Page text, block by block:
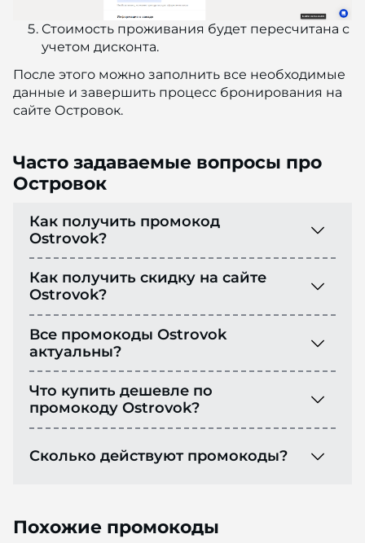
Стоимость проживания будет пересчитана с
учетом дисконта.
После этого можно заполнить все необходимые
данные и завершить процесс бронирования на
сайте Островок.
Часто задаваемые вопросы про
Островок
Как получить промокод
Ostrovok?
Как получить скидку на сайте
Ostrovok?
Все промокоды Ostrovok
актуальны?
Что купить дешевле по
промокоду Ostrovok?
Сколько действуют промокоды?
Похожие промокоды